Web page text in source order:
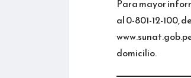
Para mayor
al 0-801-12-100,
domicilio.